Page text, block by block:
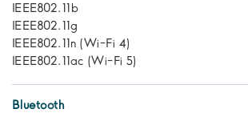
IEEE802.11b
IEEE802.11g
IEEE802.11n (Wi-Fi 4)
IEEE802.11ac (Wi-Fi 5)
Bluetooth